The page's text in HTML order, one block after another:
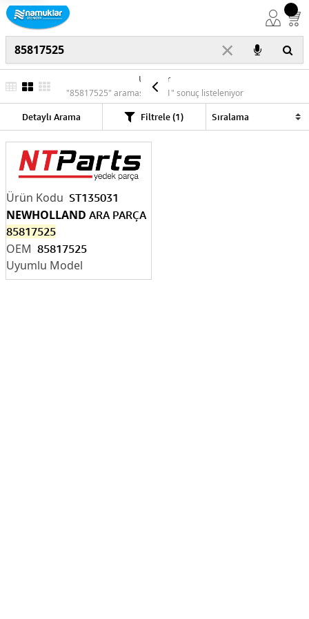
×
Ürünler
"85817525" araması için "1" sonuç listeleniyor
Detaylı Arama Filtrele (1)
ST135031
85817525
NEWHOLLAND ARA PARÇA
85817525